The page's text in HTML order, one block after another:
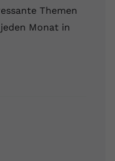
Themen
Monat in